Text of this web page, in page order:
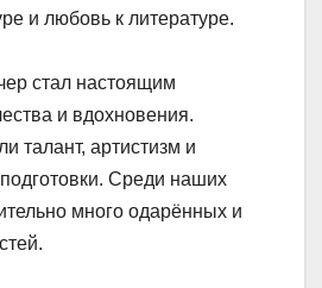
и любовь к литературе.
стал настоящим
и вдохновения.
талант, артистизм и
Среди наших
много одарённых и